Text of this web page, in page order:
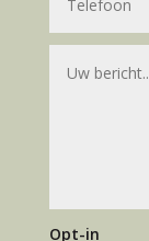
Opt-in